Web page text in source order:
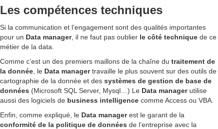
Les compétences techniques
Si la communication et l’engagement sont des qualités importantes
pour un Data manager, il ne faut pas oublier le côté technique de ce
métier de la data.
Comme c’est un des premiers maillons de la chaîne du traitement de
la donnée , le Data managertravaille le plus souvent sur des outils de
cartographie de la donnée et des systèmes de gestion de base de
données (Microsoft SQL Server, Mysql…) Le Data managerutilise
aussi des logiciels de business intelligence comme Access ou VBA.
Enfin, comme expliqué, le Data managerest le garant de la
conformité de la politique de données de l’entreprise avec la